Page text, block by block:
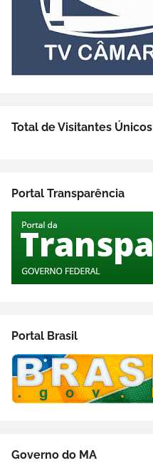
Total de Visitantes Únicos
Portal Transparência
Portal Brasil
Governo do MA